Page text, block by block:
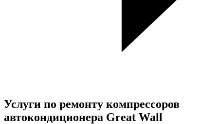
Услуги по ремонту компрессоров
автокондиционера Great Wall